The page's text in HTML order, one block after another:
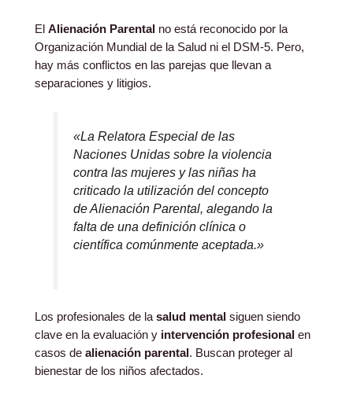
El Alienación Parental no está reconocido por la
Organización Mundial de la Salud ni el DSM-5. Pero,
hay más conflictos en las parejas que llevan a
separaciones y litigios.
«La Relatora Especial de las
Naciones Unidas sobre la violencia
contra las mujeres y las niñas ha
criticado la utilización del concepto
de Alienación Parental, alegando la
falta de una definición clínica o
científica comúnmente aceptada.»
Los profesionales de lasalud mental siguen siendo
clave en la evaluación y intervención profesional en
casos de alienación parental . Buscan proteger al
bienestar de los niños afectados.